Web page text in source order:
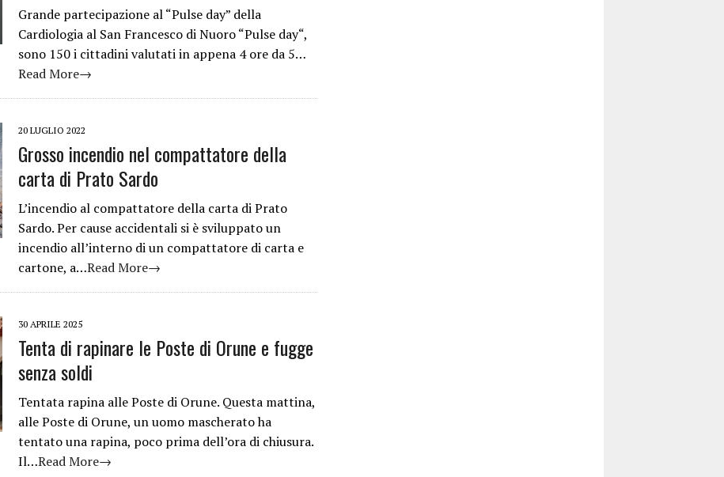
Grande partecipazione al “Pulse day” della
Cardiologia al San Francesco di Nuoro “Pulse day“,
sono 150 i cittadini valutati in appena 4 ore da 5…
Read More→
20 LUGLIO 2022
Grosso incendio nel compattatore della
carta di Prato Sardo
L’incendio al compattatore della carta di Prato
Sardo. Per cause accidentali si è sviluppato un
incendio all’interno di un compattatore di carta e
cartone, a…Read More→
30 APRILE 2025
Tenta di rapinare le Poste di Orune e fugge
senza soldi
Tentata rapina alle Poste di Orune. Questa mattina,
alle Poste di Orune, un uomo mascherato ha
tentato una rapina, poco prima dell’ora di chiusura.
Il…Read More→